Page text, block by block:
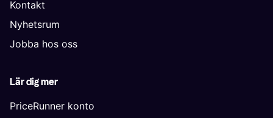
Kontakt
Nyhetsrum
Jobba hos oss
Lär dig mer
PriceRunner konto